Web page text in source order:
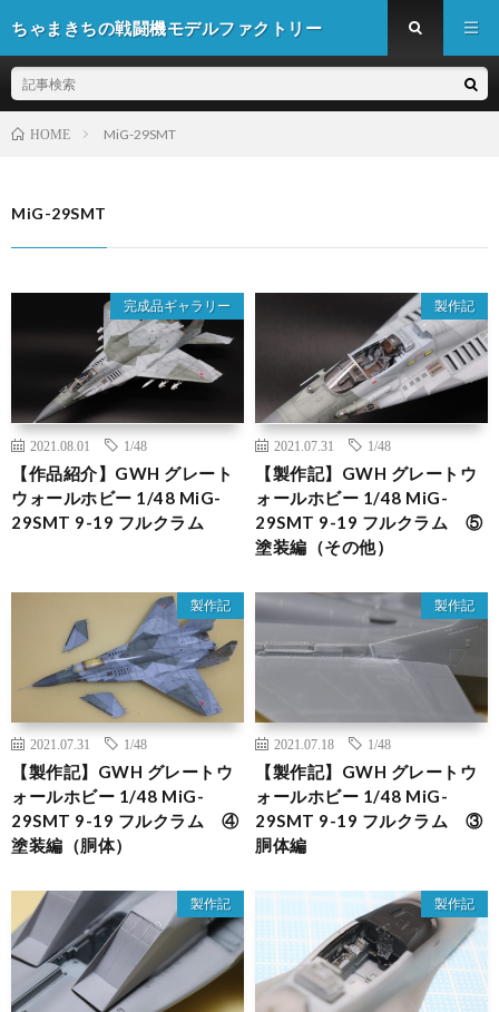
ちゃまきちの戦闘機モデルファクトリー
HOME MiG-29SMT
MiG-29SMT
完成品ギャラリー
2021.08.01 1/48
【作品紹介】GWH グレート
ウォールホビー 1/48 MiG-
29SMT 9-19 フルクラム
製作記
2021.07.31 1/48
【製作記】GWH グレートウ
ォールホビー 1/48 MiG-
29SMT 9-19 フルクラム ⑤
塗装編（その他）
製作記
2021.07.31 1/48
【製作記】GWH グレートウ
ォールホビー 1/48 MiG-
29SMT 9-19 フルクラム ④
塗装編（胴体）
製作記
2021.07.18 1/48
【製作記】GWH グレートウ
ォールホビー 1/48 MiG-
29SMT 9-19 フルクラム ③
胴体編
製作記 製作記